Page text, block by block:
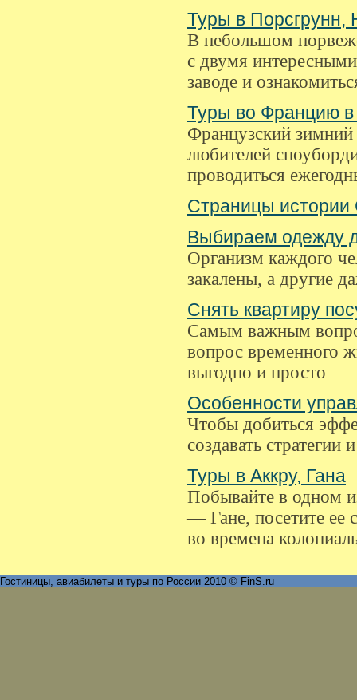
Туры в Порсгрунн,
В небольшом
с двумя
заводе и
Туры во Францию в
Французский
любителей
проводиться
Страницы истории
Выбираем одежду
Организм каждого
закалены, а другие
Снять квартиру
Самым важным
вопрос временного
выгодно и просто
Особенности
Чтобы добиться
создавать
Туры в Аккру, Гана
Побывайте в одном
— Гане, посетите ее
во времена
Гостиницы, авиабилеты и туры по России 2010 © FinS.ru